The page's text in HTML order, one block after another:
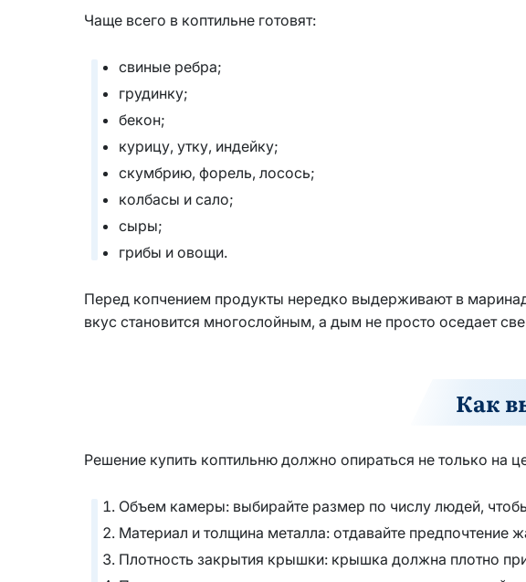
Чаще всего в коптильне готовят:
свиные ребра;
грудинку;
бекон;
курицу, утку, индейку;
скумбрию, форель, лосось;
колбасы и сало;
сыры;
грибы и овощи.
Перед копчением продукты нередко выдерживают в
вкус становится многослойным, а дым не просто оседает
Как
Решение купить коптильню должно опираться не только на
Объем камеры: выбирайте размер по числу людей,
Материал и толщина металла: отдавайте
Плотность закрытия крышки: крышка должна плотно